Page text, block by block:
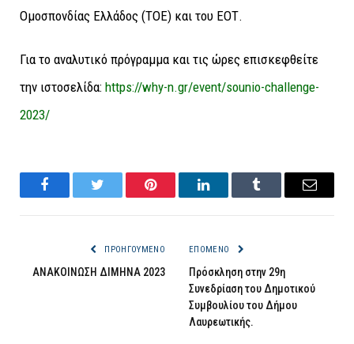
Ομοσπονδίας Ελλάδος (TOE) και του ΕΟΤ.
Για το αναλυτικό πρόγραμμα και τις ώρες επισκεφθείτε
την ιστοσελίδα: https://why-n.gr/event/sounio-challenge-
2023/
FacebookTwitter Pinterest LinkedInTumblr Email
ΠΡΟΗΓΟΎΜΕΝΟ
ΑΝΑΚΟΙΝΩΣΗ ΔΙΜΗΝΑ 2023
ΕΠΌΜΕΝΟ
Πρόσκληση στην 29η
Συνεδρίαση του Δημοτικού
Συμβουλίου του Δήμου
Λαυρεωτικής.